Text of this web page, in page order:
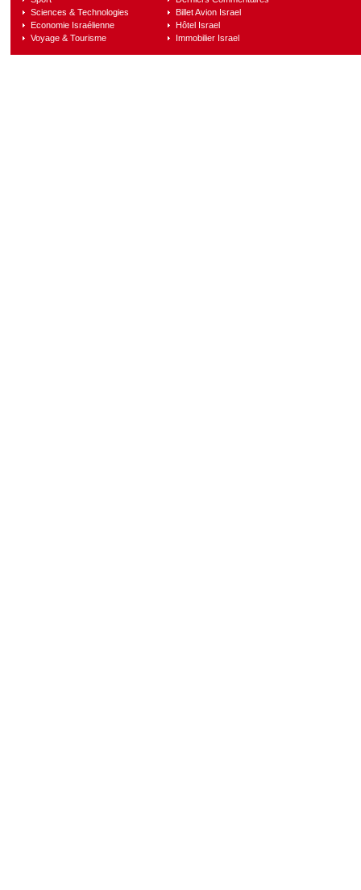
Sciences & Technologies
Economie Israélienne
Voyage & Tourisme
Billet Avion Israel
Hôtel Israel
Immobilier Israel